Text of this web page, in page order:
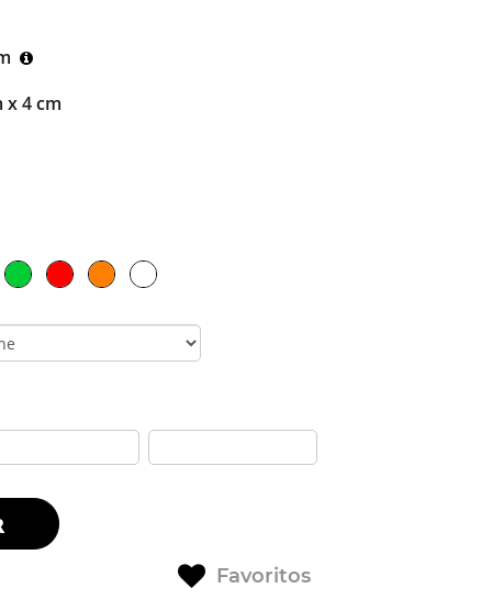
x 4 cm
Favoritos